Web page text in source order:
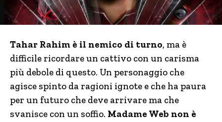
Tahar Rahim è il nemico di turno, ma è
difficile ricordare un cattivo con un carisma
più debole di questo. Un personaggio che
agisce spinto da ragioni ignote e che ha paura
per un futuro che deve arrivare ma che
svanisce con un soffio. Madame Web non è